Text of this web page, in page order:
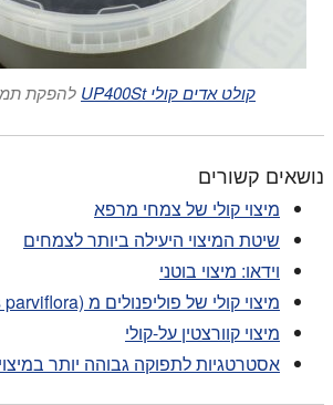
קולט אדים קולי UP400St להפקת
נושאים קשורים
מיצוי קולי של צמחי מרפא
שיטת המיצוי היעילה ביותר לצמחים
וידאו: מיצוי בוטני
מיצוי קולי של פוליפנולים מ Baggibuti (Stachys parviflora)
מיצוי קוורצטין על-קולי
אסטרטגיות לתפוקה גבוהה יותר